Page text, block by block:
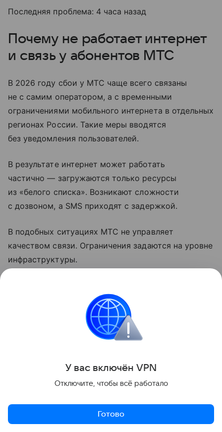
Последняя проблема: 4 часа назад
Почему не работает интернет
и связь у абонентов МТС
В 2026 году сбои у МТС чаще всего связаны
не с самим оператором, а с временными
ограничениями мобильного интернета в отдельных
регионах России. Такие меры вводятся
без уведомления пользователей.
В результате интернет может работать
частично — загружаются только ресурсы
из «белого списка». Возникают сложности
с дозвоном, а SMS приходят с задержкой.
В подобных ситуациях МТС не управляет
качеством связи. Ограничения задаются на уровне
инфраструктуры.
сбоев: перегрузка сети, выход из строя
оборудования или технические работы.
Что делать, если не работает
Проверьте связь. Если мобильный интернет
из «белого списка». Подключитесь к Wi-Fi,
если есть возможность.
У вас включён VPN
Отключите, чтобы всё работало
Готово